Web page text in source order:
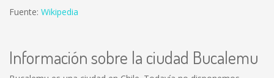
Fuente: Wikipedia
Información sobre la ciudad Bucalemu